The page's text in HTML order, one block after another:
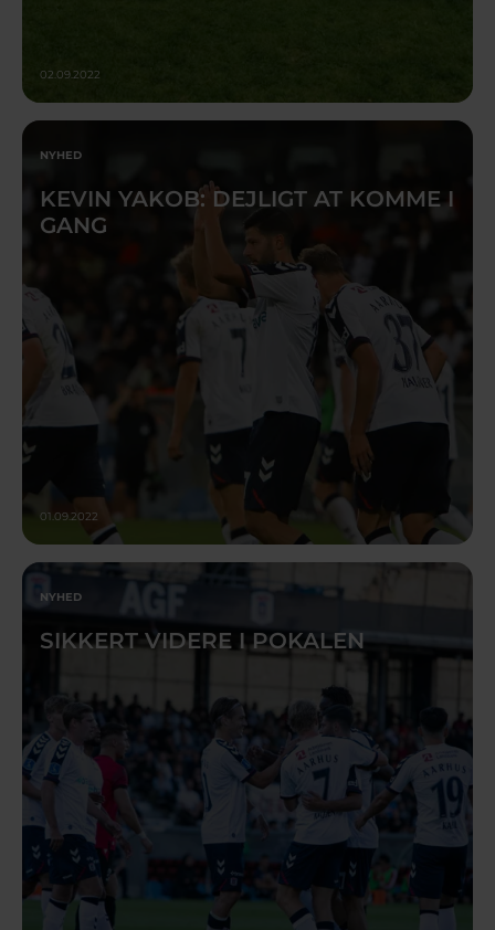
02.09.2022
NYHED
KEVIN YAKOB: DEJLIGT AT KOMME I
GANG
01.09.2022
NYHED
SIKKERT VIDERE I POKALEN